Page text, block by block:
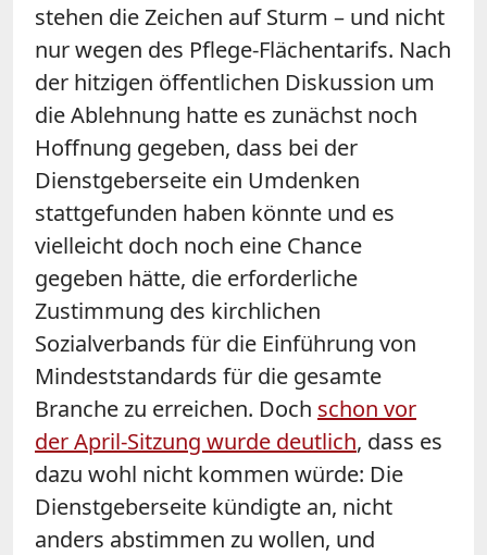
stehen die Zeichen auf Sturm – und nicht
nur wegen des Pflege-Flächentarifs. Nach
der hitzigen öffentlichen Diskussion um
die Ablehnung hatte es zunächst noch
Hoffnung gegeben, dass bei der
Dienstgeberseite ein Umdenken
stattgefunden haben könnte und es
vielleicht doch noch eine Chance
gegeben hätte, die erforderliche
Zustimmung des kirchlichen
Sozialverbands für die Einführung von
Mindeststandards für die gesamte
Branche zu erreichen. Doch schon vor
der April-Sitzung wurde deutlich, dass es
dazu wohl nicht kommen würde: Die
Dienstgeberseite kündigte an, nicht
anders abstimmen zu wollen, und